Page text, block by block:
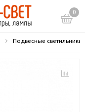
0
Подвесные светильники